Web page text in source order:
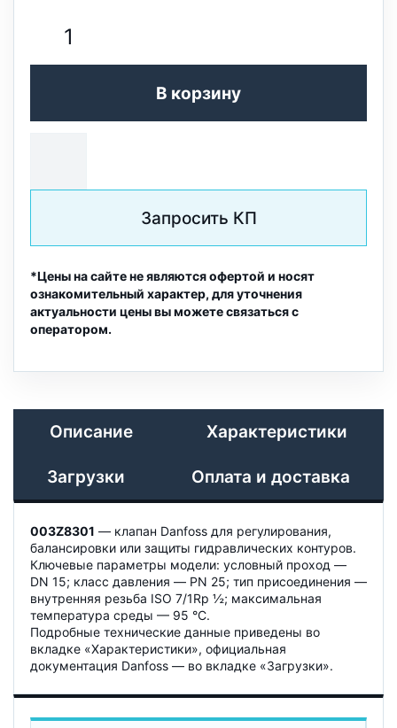
В корзину
Запросить КП
*Цены на сайте не являются офертой и носят
ознакомительный характер, для уточнения
актуальности цены вы можете связаться с
оператором.
Описание Характеристики
Загрузки Оплата и доставка
003Z8301 — клапан Danfoss для регулирования,
балансировки или защиты гидравлических контуров.
Ключевые параметры модели: условный проход —
DN 15; класс давления — PN 25; тип присоединения —
внутренняя резьба ISO 7/1Rp ½; максимальная
температура среды — 95 °C.
Подробные технические данные приведены во
вкладке «Характеристики», официальная
документация Danfoss — во вкладке «Загрузки».